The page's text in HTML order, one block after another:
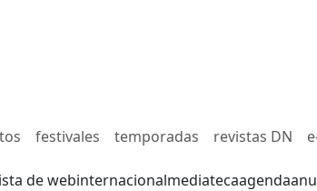
festivales temporadas revistas DN
de webinternacionalmediatecaagenda